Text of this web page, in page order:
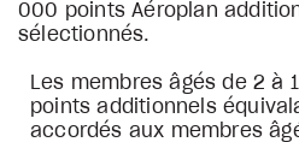
000 points Aéroplan
sélectionnés.
Les membres âgés de 2 à
points additionnels
accordés aux membres